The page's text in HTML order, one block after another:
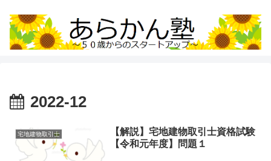
2022-12
宅地建物取引士
【解説】宅地建物取引士資格試験
【令和元年度】問題１